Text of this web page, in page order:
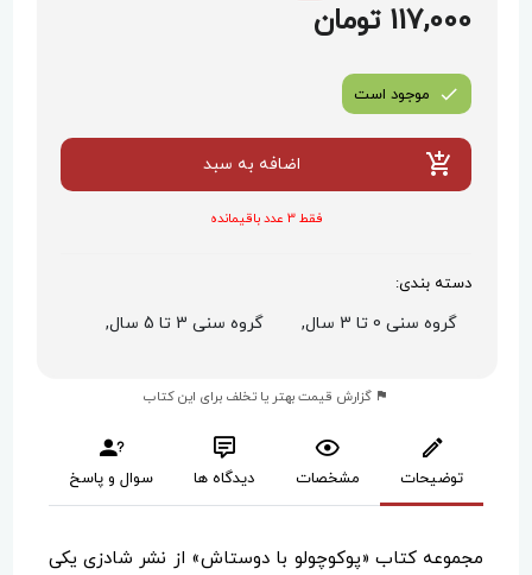
117,000 تومان
موجود است
اضافه به سبد
فقط 3 عدد باقیمانده
دسته بندی:
گروه سنی 0 تا 3 سال, گروه سنی 3 تا 5 سال,
گزارش قیمت بهتر یا تخلف برای این کتاب
توضیحات مشخصات دیدگاه ها سوال و پاسخ
مجموعه کتاب «پوکوچولو با دوستاش» از نشر شادزی یکی